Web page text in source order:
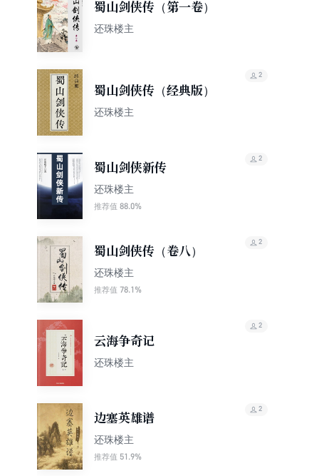
蜀山剑侠传（第一卷）
还珠楼主
蜀山剑侠传（经典版）
还珠楼主
2
蜀山剑侠新传
还珠楼主
推荐值 88.0%
2
蜀山剑侠传（卷八）
还珠楼主
推荐值 78.1%
2
云海争奇记
还珠楼主
2
边塞英雄谱
还珠楼主
推荐值 51.9%
2